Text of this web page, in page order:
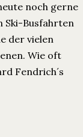
noch gerne
Ski-Busfahrten
der vielen
Wie oft
Fendrich´s